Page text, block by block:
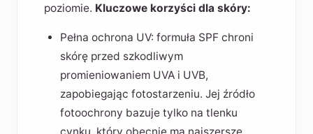
poziomie. Kluczowe korzyści dla skóry:
Pełna ochrona UV: formuła SPF chroni
skórę przed szkodliwym
promieniowaniem UVA i UVB,
zapobiegając fotostarzeniu. Jej źródło
fotoochrony bazuje tylko na tlenku